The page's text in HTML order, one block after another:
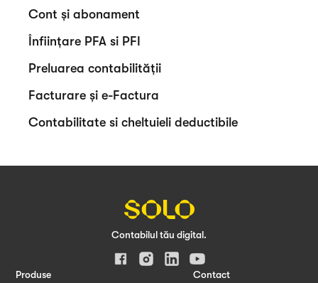
Cont și abonament
Înființare PFA si PFI
Preluarea contabilității
Facturare și e-Factura
Contabilitate si cheltuieli deductibile
Contabilul tău digital.
Contact
Produse